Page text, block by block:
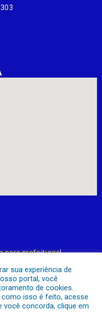
para prefeituras!
leis de transparência
Pública
sua experiência de
portal, você
de cookies.
isso é feito, acesse
você concorda, clique em